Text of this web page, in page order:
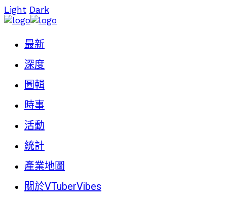
Light Dark
最新
深度
圖輯
時事
活動
統計
產業地圖
關於VTuberVibes